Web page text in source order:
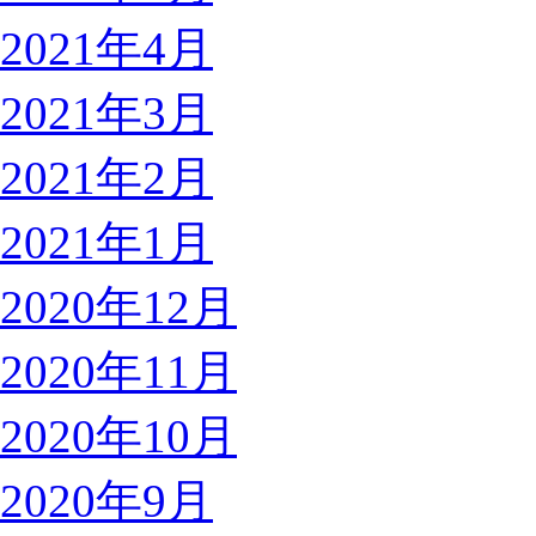
2021年4月
2021年3月
2021年2月
2021年1月
2020年12月
2020年11月
2020年10月
2020年9月